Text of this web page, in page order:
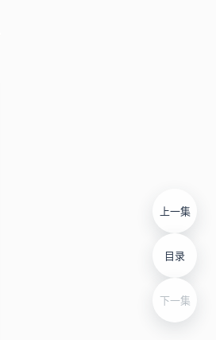
上一集
目录
下一集